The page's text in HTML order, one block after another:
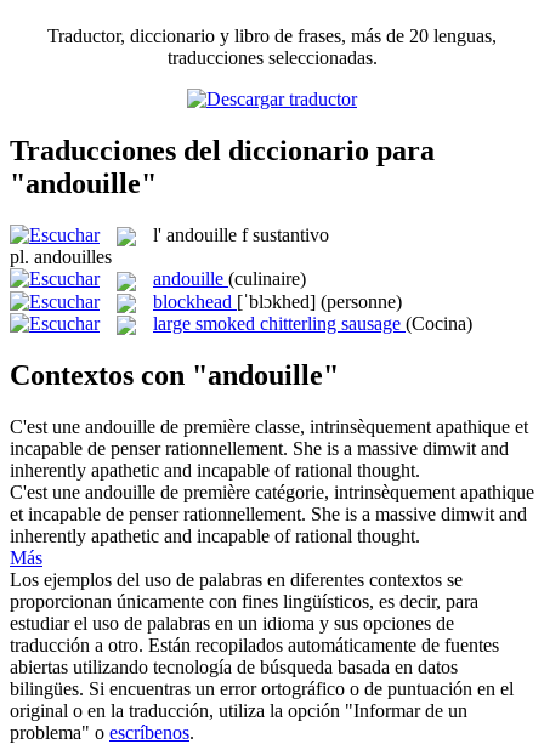
Traductor, diccionario y libro de frases, más de 20 lenguas,
traducciones seleccionadas.
Traducciones del diccionario para
"andouille"
l' andouille f sustantivo
pl. andouilles
andouille (culinaire)
blockhead [ˈblɔkhed] (personne)
large smoked chitterling sausage (Cocina)
Contextos con "andouille"
C'est une andouille de première classe, intrinsèquement apathique et
incapable de penser rationnellement. She is a massive dimwit and
inherently apathetic and incapable of rational thought.
C'est une andouille de première catégorie, intrinsèquement apathique
et incapable de penser rationnellement. She is a massive dimwit and
inherently apathetic and incapable of rational thought.
Más
Los ejemplos del uso de palabras en diferentes contextos se
proporcionan únicamente con fines lingüísticos, es decir, para
estudiar el uso de palabras en un idioma y sus opciones de
traducción a otro. Están recopilados automáticamente de fuentes
abiertas utilizando tecnología de búsqueda basada en datos
bilingües. Si encuentras un error ortográfico o de puntuación en el
original o en la traducción, utiliza la opción "Informar de un
problema" o escríbenos.